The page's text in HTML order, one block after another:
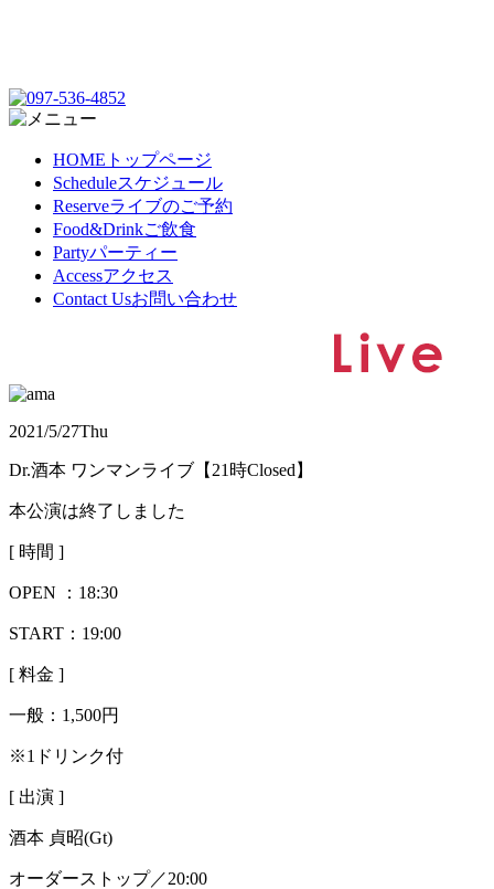
HOME トップページ
Scheduleスケジュール
Reserveライブのご予約
Food&Drinkご飲食
Partyパーティー
Accessアクセス
Contact Usお問い合わせ
2021/5/27Thu
Dr.酒本 ワンマンライブ【21時Closed】
本公演は終了しました
[ 時間 ]
OPEN ： 18:30
START：19:00
[ 料金 ]
一般： 1,500円
※1ドリンク付
[ 出演 ]
酒本 貞昭(Gt)
オーダーストップ／20:00